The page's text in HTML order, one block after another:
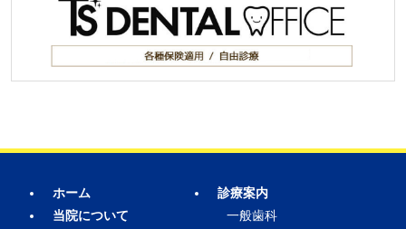
ホーム
当院について
診療案内
一般歯科